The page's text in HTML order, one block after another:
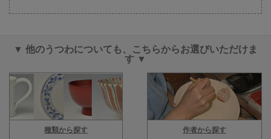
▼ 他のうつわについても、こちらからお選びいただけま
す ▼
種類から探す 作者から探す